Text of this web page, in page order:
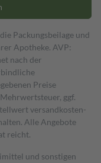
Packungsbeilage und
Apotheke. AVP:
nach der
Preise
ggf.
versand­kosten­
Alle Angebote
reicht.
und sonstigen